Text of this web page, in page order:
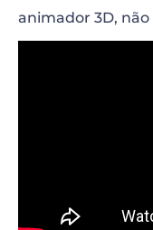
animador 3D, não